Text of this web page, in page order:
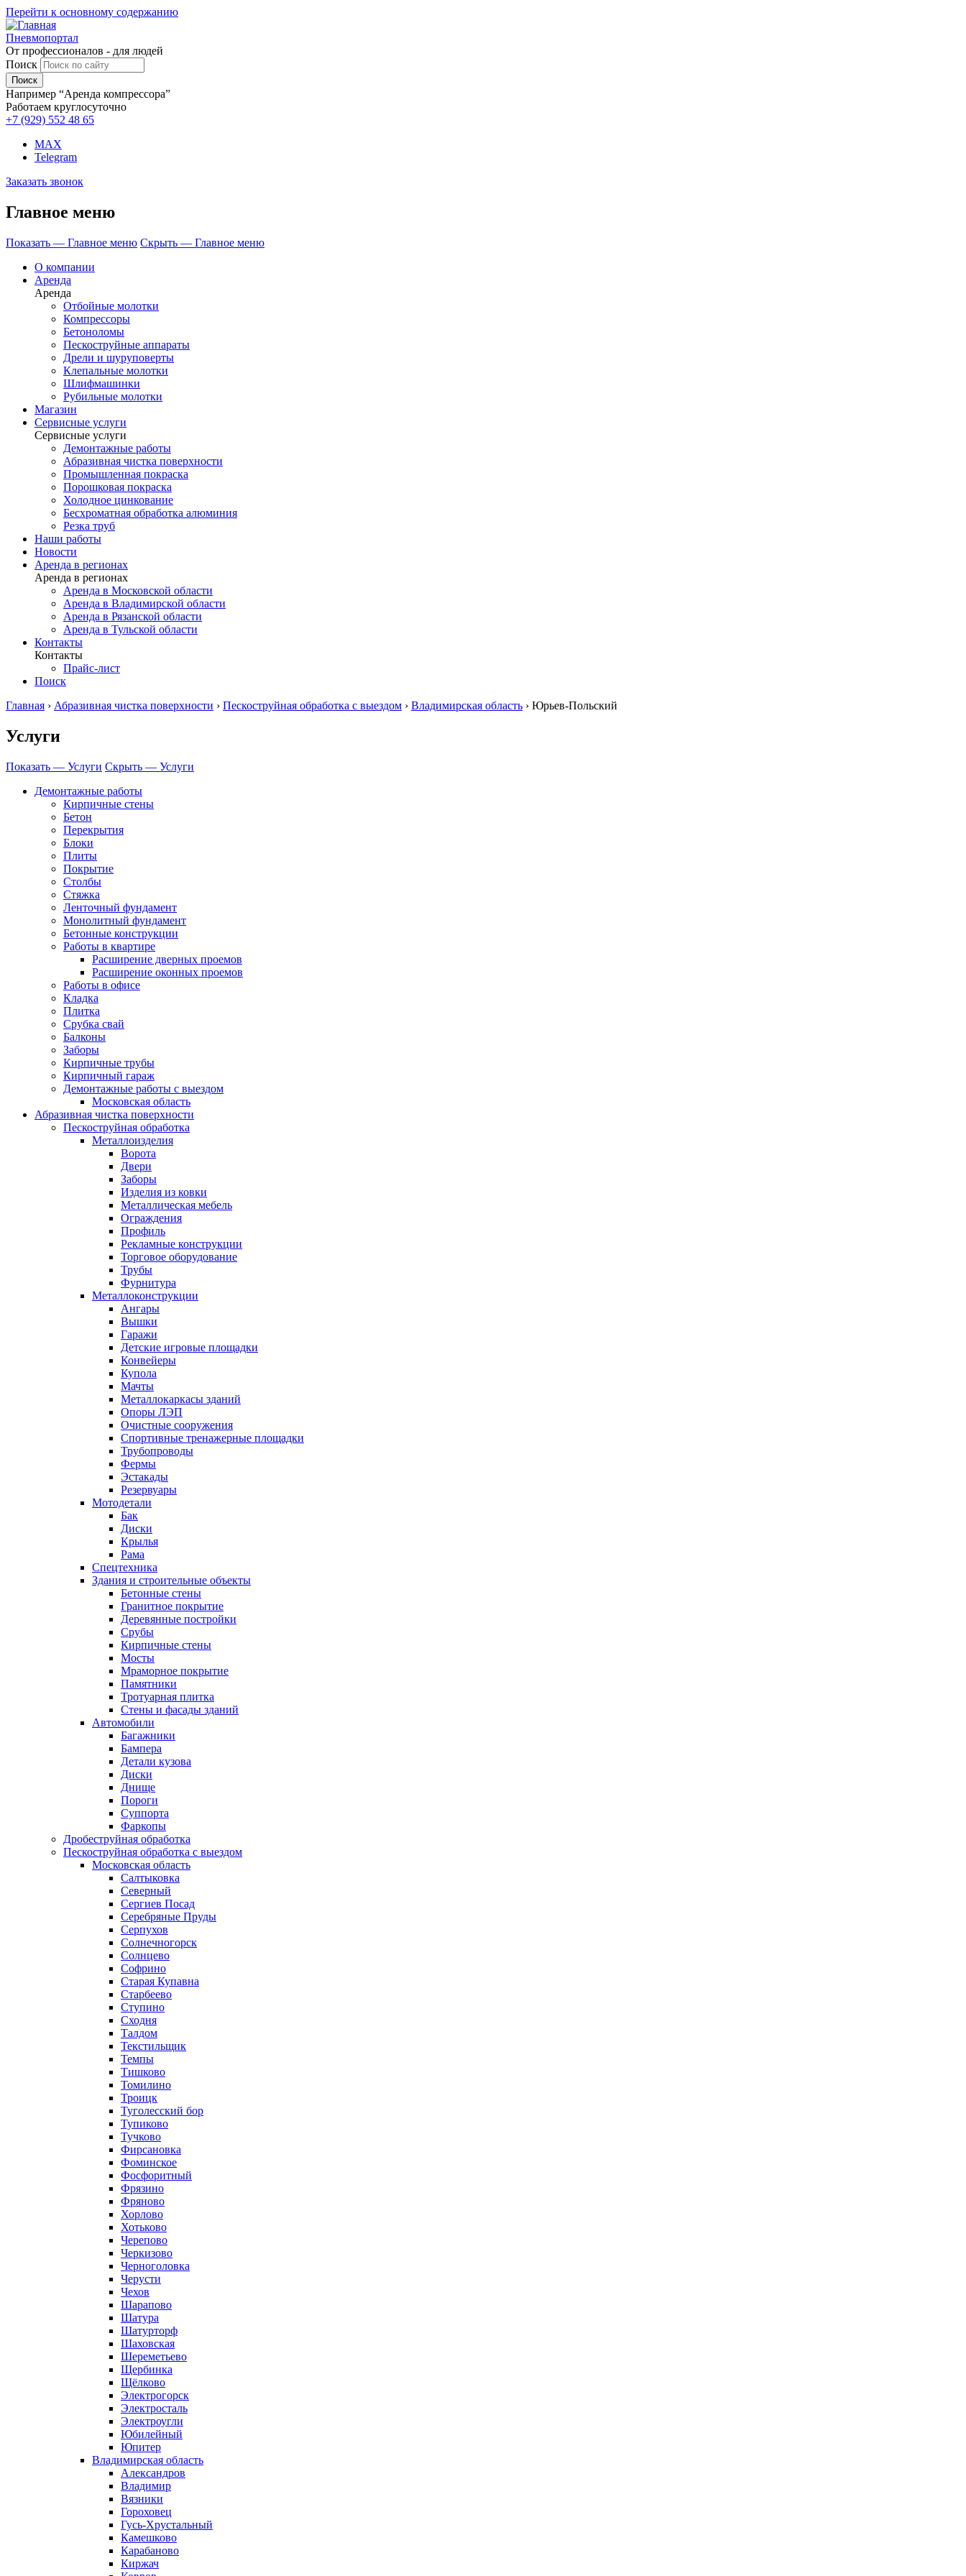
Перейти к основному содержанию
Пневмопортал
От профессионалов - для людей
Поиск
Например “Аренда компрессора”
Работаем круглосуточно
+7 (929) 552 48 65
MAX
Telegram
Заказать звонок
Главное меню
Показать — Главное меню Скрыть — Главное меню
О компании
Аренда
Аренда
Отбойные молотки
Компрессоры
Бетоноломы
Пескоструйные аппараты
Дрели и шуруповерты
Клепальные молотки
Шлифмашинки
Рубильные молотки
Магазин
Сервисные услуги
Сервисные услуги
Демонтажные работы
Абразивная чистка поверхности
Промышленная покраска
Порошковая покраска
Холодное цинкование
Бесхроматная обработка алюминия
Резка труб
Наши работы
Новости
Аренда в регионах
Аренда в регионах
Аренда в Московской области
Аренда в Владимирской области
Аренда в Рязанской области
Аренда в Тульской области
Контакты
Контакты
Прайс-лист
Поиск
Главная › Абразивная чистка поверхности › Пескоструйная обработка с выездом › Владимирская область › Юрьев-Польский
Услуги
Показать — Услуги Скрыть — Услуги
Демонтажные работы
Кирпичные стены
Бетон
Перекрытия
Блоки
Плиты
Покрытие
Столбы
Стяжка
Ленточный фундамент
Монолитный фундамент
Бетонные конструкции
Работы в квартире
Расширение дверных проемов
Расширение оконных проемов
Работы в офисе
Кладка
Плитка
Срубка свай
Балконы
Заборы
Кирпичные трубы
Кирпичный гараж
Демонтажные работы с выездом
Московская область
Абразивная чистка поверхности
Пескоструйная обработка
Металлоизделия
Ворота
Двери
Заборы
Изделия из ковки
Металлическая мебель
Ограждения
Профиль
Рекламные конструкции
Торговое оборудование
Трубы
Фурнитура
Металлоконструкции
Ангары
Вышки
Гаражи
Детские игровые площадки
Конвейеры
Купола
Мачты
Металлокаркасы зданий
Опоры ЛЭП
Очистные сооружения
Спортивные тренажерные площадки
Трубопроводы
Фермы
Эстакады
Резервуары
Мотодетали
Бак
Диски
Крылья
Рама
Спецтехника
Здания и строительные объекты
Бетонные стены
Гранитное покрытие
Деревянные постройки
Срубы
Кирпичные стены
Мосты
Мраморное покрытие
Памятники
Тротуарная плитка
Стены и фасады зданий
Автомобили
Багажники
Бампера
Детали кузова
Диски
Днище
Пороги
Суппорта
Фаркопы
Дробеструйная обработка
Пескоструйная обработка с выездом
Московская область
Салтыковка
Северный
Сергиев Посад
Серебряные Пруды
Серпухов
Солнечногорск
Солнцево
Софрино
Старая Купавна
Старбеево
Ступино
Сходня
Талдом
Текстильщик
Темпы
Тишково
Томилино
Троицк
Туголесский бор
Тупиково
Тучково
Фирсановка
Фоминское
Фосфоритный
Фрязино
Фряново
Хорлово
Хотьково
Черепово
Черкизово
Черноголовка
Черусти
Чехов
Шарапово
Шатура
Шатурторф
Шаховская
Шереметьево
Щербинка
Щёлково
Электрогорск
Электросталь
Электроугли
Юбилейный
Юпитер
Владимирская область
Александров
Владимир
Вязники
Гороховец
Гусь-Хрустальный
Камешково
Карабаново
Киржач